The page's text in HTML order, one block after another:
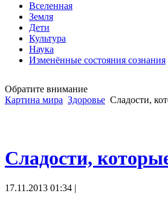
Вселенная
Земля
Дети
Культура
Наука
Изменённые состояния сознания
Обратите внимание
Картина мира Здоровье Сладости,
Сладости,
17.11.2013 01:34 |